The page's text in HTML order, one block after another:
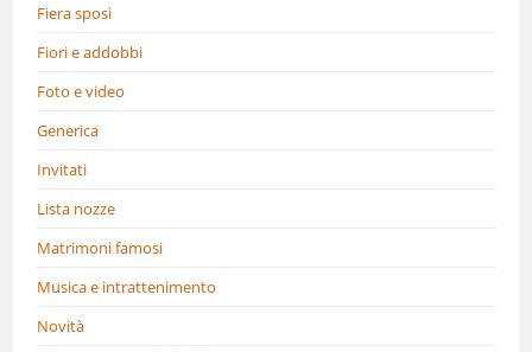
Fiera sposi
Fiori e addobbi
Foto e video
Generica
Invitati
Lista nozze
Matrimoni famosi
Musica e intrattenimento
Novità